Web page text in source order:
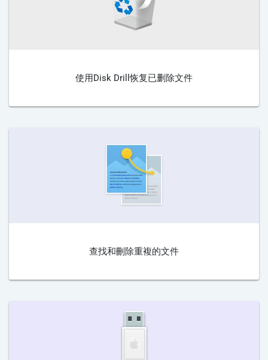
使用Disk Drill恢复已删除文件
查找和刪除重複的文件